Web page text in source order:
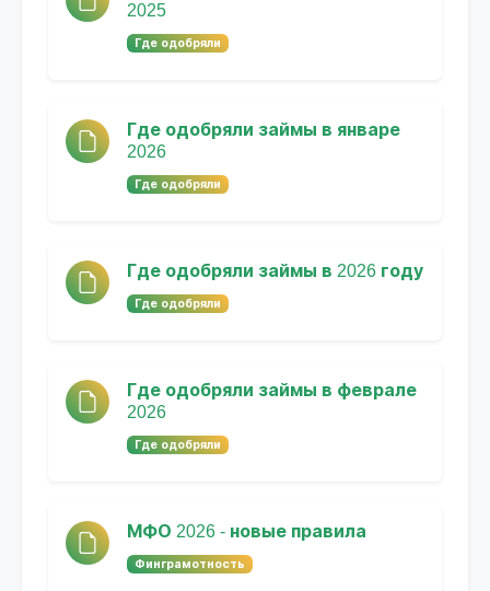
2025
Где одобряли
Где одобряли займы в январе
2026
Где одобряли
Где одобряли займы в 2026 году
Где одобряли
Где одобряли займы в феврале
2026
Где одобряли
МФО 2026 - новые правила
Финграмотность